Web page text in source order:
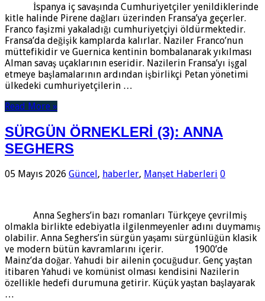
İspanya iç savaşında Cumhuriyetçiler yenildiklerinde
kitle halinde Pirene dağları üzerinden Fransa’ya geçerler.
Franco faşizmi yakaladığı cumhuriyetçiyi öldürmektedir.
Fransa’da değişik kamplarda kalırlar. Naziler Franco’nun
müttefikidir ve Guernica kentinin bombalanarak yıkılması
Alman savaş uçaklarının eseridir. Nazilerin Fransa’yı işgal
etmeye başlamalarının ardından işbirlikçi Petan yönetimi
ülkedeki cumhuriyetçilerin …
Read More »
SÜRGÜN ÖRNEKLERİ (3): ANNA
SEGHERS
05 Mayıs 2026 Güncel , haberler, Manşet Haberleri 0
Anna Seghers’in bazı romanları Türkçeye çevrilmiş
olmakla birlikte edebiyatla ilgilenmeyenler adını duymamış
olabilir. Anna Seghers’in sürgün yaşamı sürgünlüğün klasik
ve modern bütün kavramlarını içerir. 1900’de
Mainz’da doğar. Yahudi bir ailenin çocuğudur. Genç yaştan
itibaren Yahudi ve komünist olması kendisini Nazilerin
özellikle hedefi durumuna getirir. Küçük yaştan başlayarak
…